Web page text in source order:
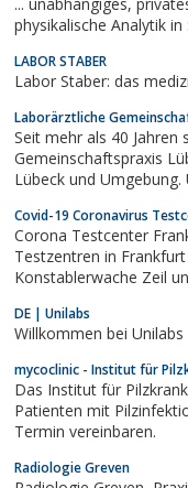
physikalische Analytik in
LABOR STABER
Labor Staber: das
Laborärztliche
Seit mehr als 40
Gemeinschaftspraxis
Lübeck und
Covid-19 Coronavirus
Corona Testcenter
Testzentren in Frankfurt am
Konstablerwache Zeil
Parkplatz.Die sicheren
bieten wirin folgenden
DE | Unilabs
Willkommen bei
mycoclinic - Institut für
Das Institut für
Patienten mit Pilzinfektionen der
Termin vereinbaren.
Radiologie Greven